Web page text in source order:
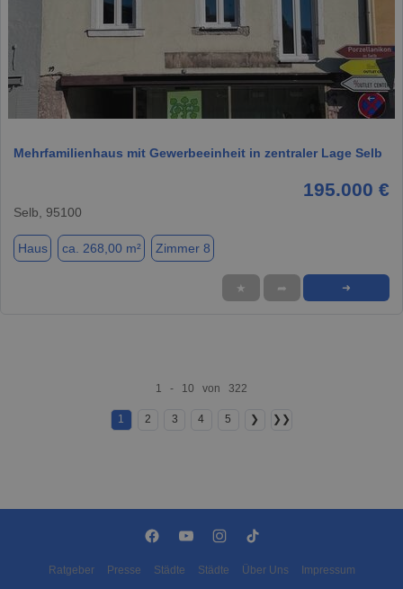
1 / 20
Mehrfamilienhaus mit Gewerbeeinheit in zentraler Lage Selb
195.000 €
Selb, 95100
Haus ca. 268,00 m² Zimmer 8
★ ➦ ➜
1 - 10 von 322
1 2 3 4 5 ❯ ❯❯
Ratgeber Presse Städte Städte Über Uns Impressum